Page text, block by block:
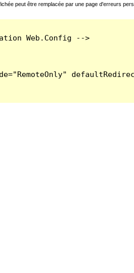
peut être remplacée par une page d'erreurs
Web.Config -->